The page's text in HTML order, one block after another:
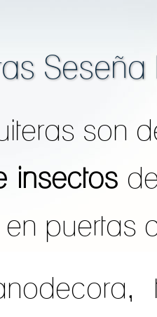
Seseña
son
insectos
en puertas